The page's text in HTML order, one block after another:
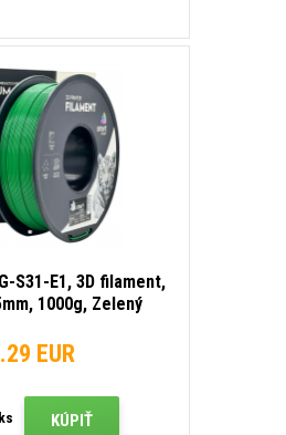
S31-E1, 3D filament,
1000g, Zelený
EUR
ks KÚPIŤ